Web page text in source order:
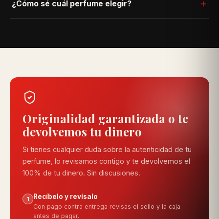
pediste, lo cambiamos sin costo — solo escríbenos por
WhatsApp con tu número de pedido.
¿Cómo sé cuál perfume elegir?
recomendamos las opciones que más se ajustan a ti.
Originalidad garantizada o te
devolvemos tu dinero
Si tienes cualquier duda sobre la autenticidad de tu
perfume, lo revisamos contigo y te devolvemos el
100% de tu dinero. Sin discusiones.
1 Recíbelo y revísalo
Con pago contra entrega revisas el sello y la caja
antes de pagar.